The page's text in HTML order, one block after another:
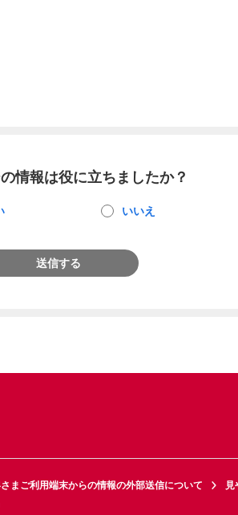
情報は役に立ちましたか？
いいえ
送信する
まご利用端末からの情報の外部送信について
見